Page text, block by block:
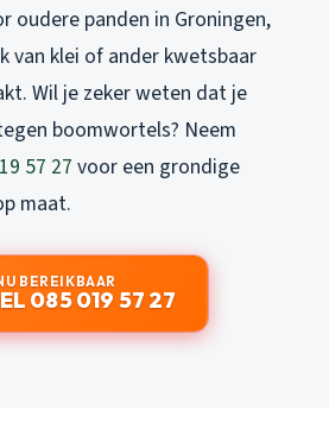
oudere panden in Groningen,
van klei of ander kwetsbaar
Wil je zeker weten dat je
boomwortels? Neem
57 27voor een grondige
maat.
BEREIKBAAR
085 019 57 27